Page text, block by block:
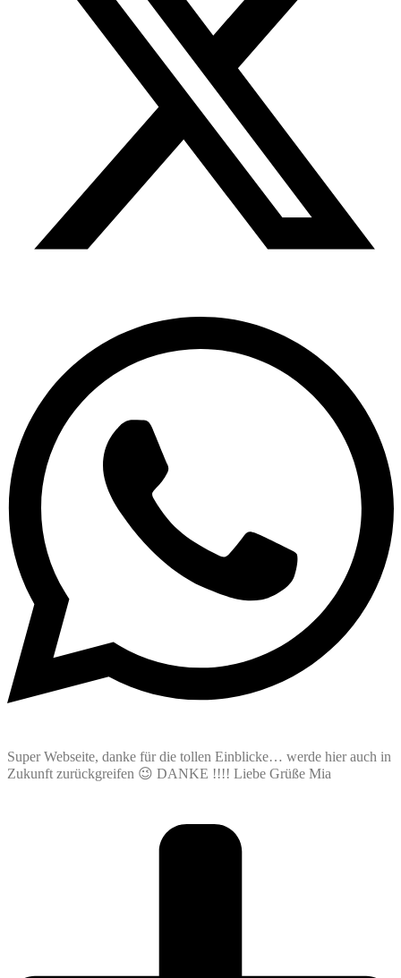
Super Webseite, danke für die tollen Einblicke… werde hier auch in
Zukunft zurückgreifen 😉 DANKE !!!! Liebe Grüße Mia